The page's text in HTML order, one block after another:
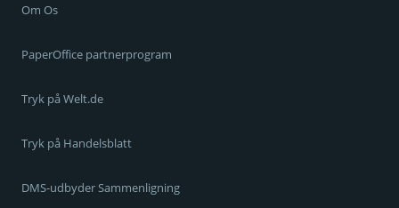
Om Os
PaperOffice partnerprogram
Tryk på Welt.de
Tryk på Handelsblatt
DMS-udbyder Sammenligning